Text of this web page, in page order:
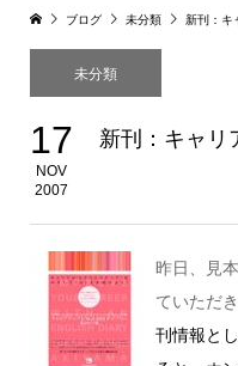
ブログ 未分類 新刊：キ
未分類
17
NOV
2007
新刊：キャリ
昨日、見
ていただ
刊情報と